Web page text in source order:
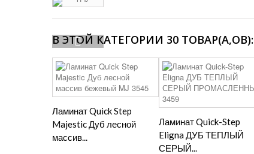
В ЭТОЙ КАТЕГОРИИ 30 ТОВАР(А,ОВ):
Ламинат Quick Step
Majestic Дуб лесной
массив...
Ламинат Quick-Step
Eligna ДУБ ТЕПЛЫЙ
СЕРЫЙ...